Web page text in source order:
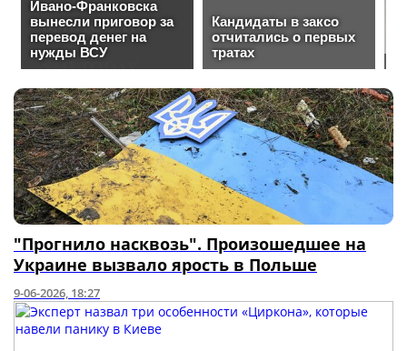
"Прогнило насквозь". Произошедшее на
Украине вызвало ярость в Польше
9-06-2026, 18:27